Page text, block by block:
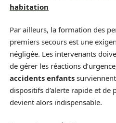
habitation
Par ailleurs, la formation des
premiers secours est une
négligée. Les intervenants
de gérer les réactions
accidents enfants
dispositifs d’alerte rapide et de
devient alors indispensable.